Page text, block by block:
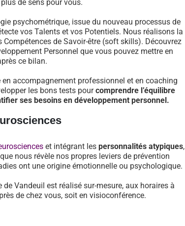
de sens pour vous.
psychométrique, issue du nouveau processus de
vos Talents et vos Potentiels. Nous réalisons la
Compétences de Savoir-être (soft skills). Découvrez
Personnel que vous pouvez mettre en
ce bilan.
en accompagnement professionnel et en coaching
les bons tests pourcomprendre l’équilibre
ses besoins en développement personnel.
et intégrant les personnalités atypiques,
nous révèle nos propres leviers de prévention
ont une origine émotionnelle ou psychologique.
de Vandeuil est réalisé sur-mesure, aux horaires à
de chez vous, soit en visioconférence.